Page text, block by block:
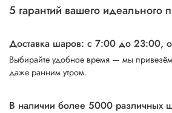
5 гарантий вашего идеального
Доставка шаров: с 7:00 до 23:00,
Выбирайте удобное время — мы
даже ранним утром.
В наличии более 5000 различных